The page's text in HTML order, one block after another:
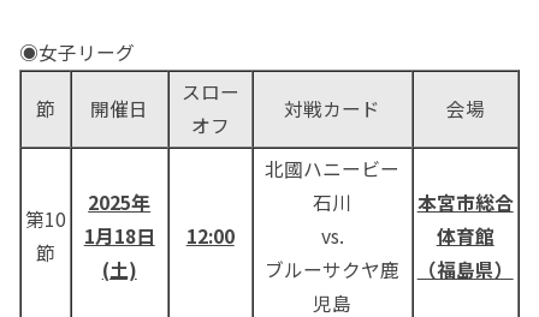
◉女子リーグ
節 開催日
スロー
オフ
対戦カード 会場
第10
節
2025年
1月18日
(土)
12:00
北國ハニービー
石川
vs.
ブルーサクヤ鹿
児島
本宮市総合
体育館
（福島県）